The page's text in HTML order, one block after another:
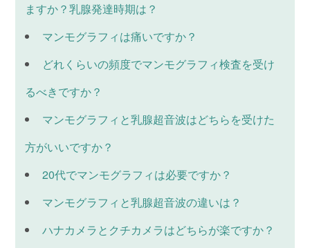
ますか？乳腺発達時期は？
マンモグラフィは痛いですか？
どれくらいの頻度でマンモグラフィ検査を受け
るべきですか？
マンモグラフィと乳腺超音波はどちらを受けた
方がいいですか？
20代でマンモグラフィは必要ですか？
マンモグラフィと乳腺超音波の違いは？
ハナカメラとクチカメラはどちらが楽ですか？